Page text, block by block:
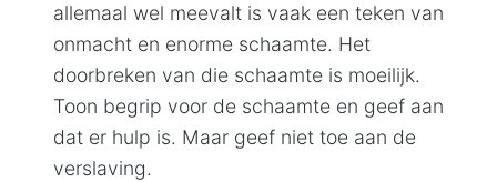
allemaal wel meevalt is vaak een teken van
onmacht en enorme schaamte. Het
doorbreken van die schaamte is moeilijk.
Toon begrip voor de schaamte en geef aan
dat er hulp is. Maar geef niet toe aan de
verslaving.